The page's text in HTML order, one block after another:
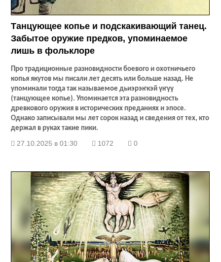
Танцующее копье и подскакивающий танец.
Забытое оружие предков, упоминаемое
лишь в фольклоре
Про традиционные разновидности боевого и охотничьего
копья якутов мы писали лет десять или больше назад. Не
упоминали тогда так называемое дьиэрэҥкэй үҥүү
(танцующее копье). Упоминается эта разновидность
древкового оружия в исторических преданиях и эпосе.
Однако записывали мы лет сорок назад и сведения от тех, кто
держал в руках такие пики.
27.10.2025 в 01:30 1072 0